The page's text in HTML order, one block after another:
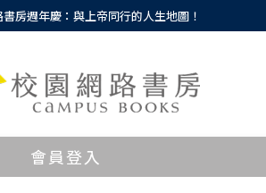
房週年慶：與上帝同行的人生地圖！
會員登入